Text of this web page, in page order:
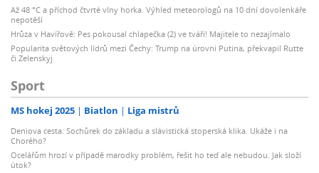
Až 48 °C a příchod čtvrté vlny horka. Výhled meteorologů na 10 dní dovolenkáře
nepotěší
Hrůza v Havířově: Pes pokousal chlapečka (2) ve tváři! Majitele to nezajímalo
Popularita světových lídrů mezi Čechy: Trump na úrovni Putina, překvapil Rutte
či Zelenskyj
Sport
MS hokej 2025 Biatlon Liga mistrů
Deniova cesta: Sochůrek do základu a slávistická stoperská klika. Ukáže i na
Chorého?
Ocelářům hrozí v případě marodky problém, řešit ho teď ale nebudou. Jak složí
útok?